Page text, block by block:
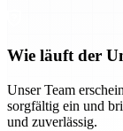
Wie läuft der
Unser Team
sorgfältig ein und
und zuverlässig.